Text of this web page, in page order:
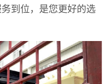
到位，是您更好的选